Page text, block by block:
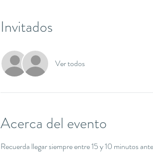
Invitados
Ver todos
Acerca del evento
Recuerda llegar siempre entre 15 y 10 minutos